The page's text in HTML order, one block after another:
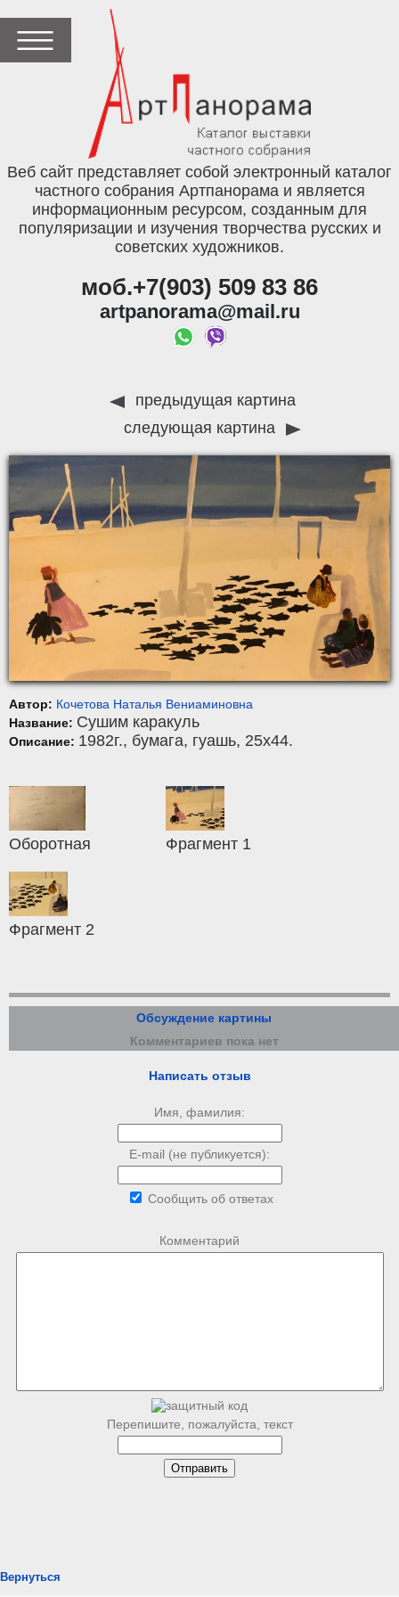
Веб сайт представляет собой электронный каталог
частного собрания Артпанорама и является
информационным ресурсом, созданным для
популяризации и изучения творчества русских и
советских художников.
моб.+7(903) 509 83 86
artpanorama@mail.ru
предыдущая картина
следующая картина
Автор: Кочетова Наталья Вениаминовна
Название: Сушим каракуль
Описание: 1982г., бумага, гуашь, 25x44.
Оборотная Фрагмент 1
Фрагмент 2
Обсуждение картины
Комментариев пока нет
Написать отзыв
Имя, фамилия:
E-mail (не публикуется):
Сообщить об ответах
Комментарий
Перепишите, пожалуйста, текст
Вернуться